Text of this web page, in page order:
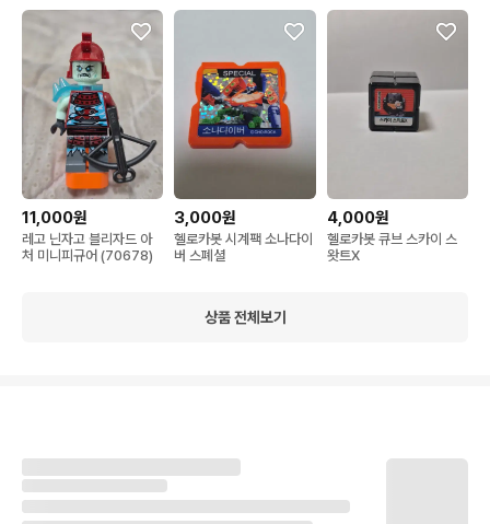
11,000원
레고 닌자고 블리자드 아
처 미니피규어 (70678)
3,000원
헬로카봇 시계팩 소나다이
버 스폐셜
4,000원
헬로카봇 큐브 스카이 스
왓트X
상품 전체보기